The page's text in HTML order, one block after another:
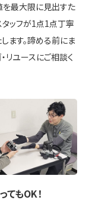
を最大限に見出すた
ッフが1点1点丁寧
ます。諦める前にま
リユースにご相談く
てもOK！